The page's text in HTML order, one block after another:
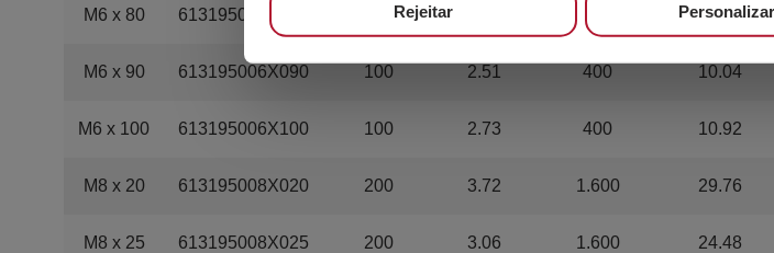
Rejeitar Personalizar
M6 x 80 613195006X080 18.32
M6 x 90 613195006X090 100 2.51 400 10.04
M6 x 100 613195006X100 100 2.73 400 10.92
M8 x 20 613195008X020 200 3.72 1.600 29.76
M8 x 25 613195008X025 200 3.06 1.600 24.48